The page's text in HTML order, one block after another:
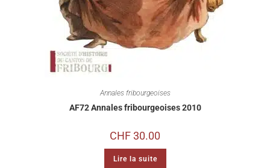
Annales fribourgeoises
AF72 Annales fribourgeoises 2010
CHF30.00
Lire la suite